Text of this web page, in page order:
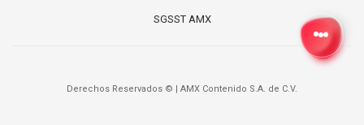
SGSST AMX
Derechos Reservados © AMX Contenido S.A. de C.V.